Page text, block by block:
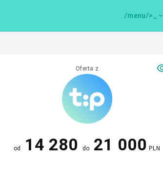
/menu/>
Oferta z
od 14 280 do 21 000 PLN